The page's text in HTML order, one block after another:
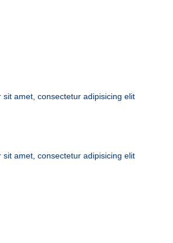
sit amet, consectetur adipisicing elit
sit amet, consectetur adipisicing elit